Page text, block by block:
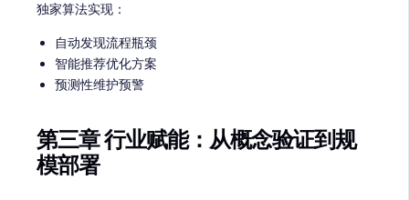
独家算法实现：
自动发现流程瓶颈
智能推荐优化方案
预测性维护预警
第三章 行业赋能：从概念验证到规
模部署